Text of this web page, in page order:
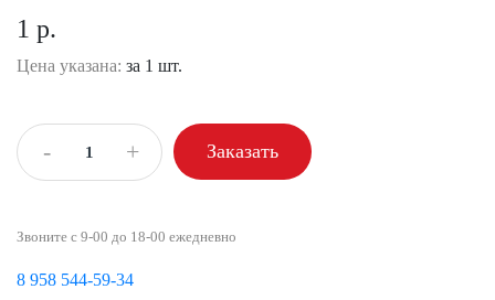
1 р.
Цена указана: за 1 шт.
- + Заказать
Звоните с 9-00 до 18-00 ежедневно
8 958 544-59-34